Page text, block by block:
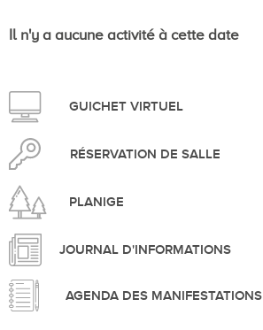
Il n'y a aucune activité à cette date
GUICHET VIRTUEL
RÉSERVATION DE SALLE
PLANIGE
JOURNAL D'INFORMATIONS
AGENDA DES MANIFESTATIONS